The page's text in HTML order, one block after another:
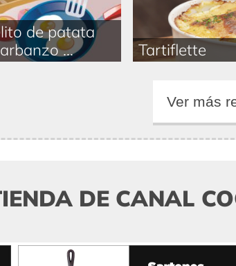
de patata
...
Tartiflette
Ver más
DE CANAL